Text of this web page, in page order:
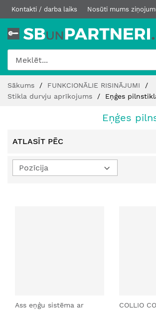
Kontakti / darba laiks Nosūti mums
Content
Sākums
FUNKCIONĀLIE RISINĀJUMI
Stikla durvju aprīkojums
Eņģes
Eņģes
ATLASĪT PĒC
Ass eņģu sistēma ar
COLLIO